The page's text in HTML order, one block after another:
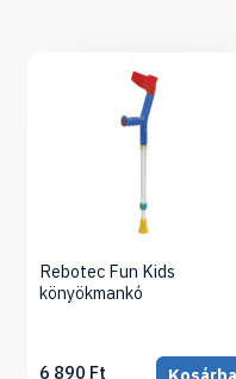
Rebotec Fun Kids
könyökmankó
6 890 Ft